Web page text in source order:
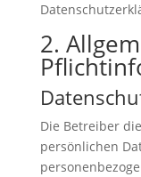
2.
Die Betreiber
persönlichen